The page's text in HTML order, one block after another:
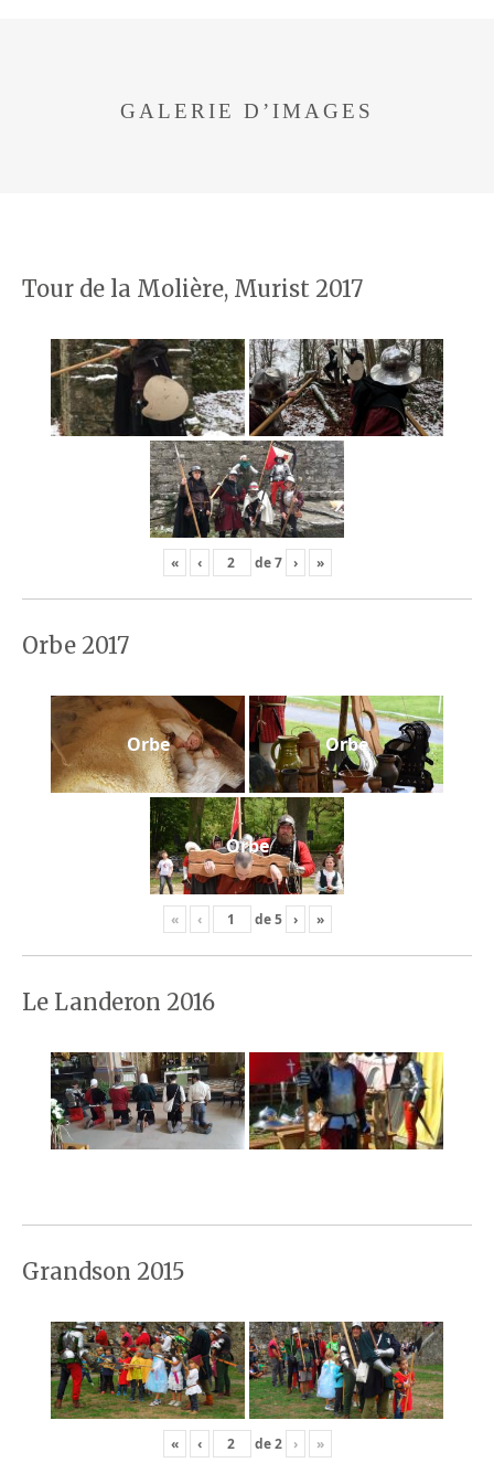
GALERIE D’IMAGES
Tour de la Molière, Murist 2017
« ‹ de7 › »
Orbe 2017
Orbe Orbe
Orbe
« ‹ de5 › »
Le Landeron 2016
Grandson 2015
« ‹ de2 › »